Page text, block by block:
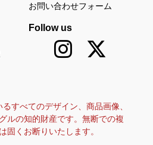
お問い合わせフォーム
Follow us
すべてのデザイン、商品画像、
ルの知的財産です。無断での複
固くお断りいたします。